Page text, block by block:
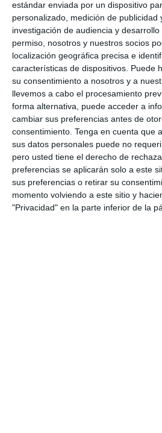
estándar enviada por un dispositivo
personalizado, medición de publicidad
investigación de audiencia y desarrollo
permiso, nosotros y nuestros socios
localización geográfica precisa e
características de dispositivos. Puede
su consentimiento a nosotros y a
llevemos a cabo el procesamiento
forma alternativa, puede acceder a
cambiar sus preferencias antes de
consentimiento. Tenga en cuenta que
sus datos personales puede no
pero usted tiene el derecho de
preferencias se aplicarán solo a este
sus preferencias o retirar su
momento volviendo a este sitio y
"Privacidad" en la parte inferior de la
El blog funcionará como un espacio
en general, en el que se publicarán
realizan las corredurías y el sector
colaboración voluntaria de las
LO ÚLTIMO
Reale asegura la 72ª edición del
Clásico de Mérida
Aún quedan reglamentos
5/2025 del seguro obligatorio
Swiss Re aumenta su beneficio neto
millones de dólares en el primer
Avanza: "El seguro continúa
familias"